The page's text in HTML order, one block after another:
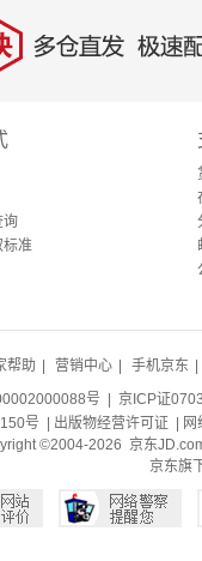
多仓直发，极速配
询
标准
帮助 营销中心 手机京东
号 | 京ICP证
号 | 出版物经营许可证
©2004-2026 京东
京东旗